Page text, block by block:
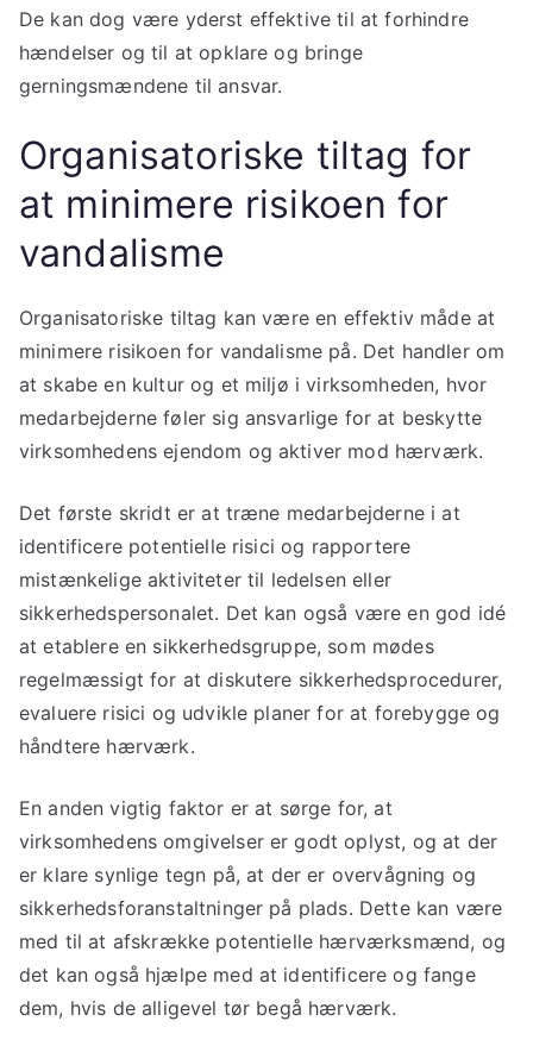
De kan dog være yderst effektive til at forhindre
hændelser og til at opklare og bringe
gerningsmændene til ansvar.
Organisatoriske tiltag for
at minimere risikoen for
vandalisme
Organisatoriske tiltag kan være en effektiv måde at
minimere risikoen for vandalisme på. Det handler om
at skabe en kultur og et miljø i virksomheden, hvor
medarbejderne føler sig ansvarlige for at beskytte
virksomhedens ejendom og aktiver mod hærværk.
Det første skridt er at træne medarbejderne i at
identificere potentielle risici og rapportere
mistænkelige aktiviteter til ledelsen eller
sikkerhedspersonalet. Det kan også være en god idé
at etablere en sikkerhedsgruppe, som mødes
regelmæssigt for at diskutere sikkerhedsprocedurer,
evaluere risici og udvikle planer for at forebygge og
håndtere hærværk.
En anden vigtig faktor er at sørge for, at
virksomhedens omgivelser er godt oplyst, og at der
er klare synlige tegn på, at der er overvågning og
sikkerhedsforanstaltninger på plads. Dette kan være
med til at afskrække potentielle hærværksmænd, og
det kan også hjælpe med at identificere og fange
dem, hvis de alligevel tør begå hærværk.